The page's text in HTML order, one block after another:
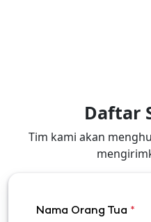
Daftar
Tim kami akan
Nama Orang Tua *